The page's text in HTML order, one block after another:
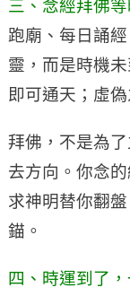
三、念經拜佛
跑廟、每日誦
靈，而是時機
即可通天；虛
拜佛，不是為
去方向。你念
求神明替你翻
錨。
四、時運到了